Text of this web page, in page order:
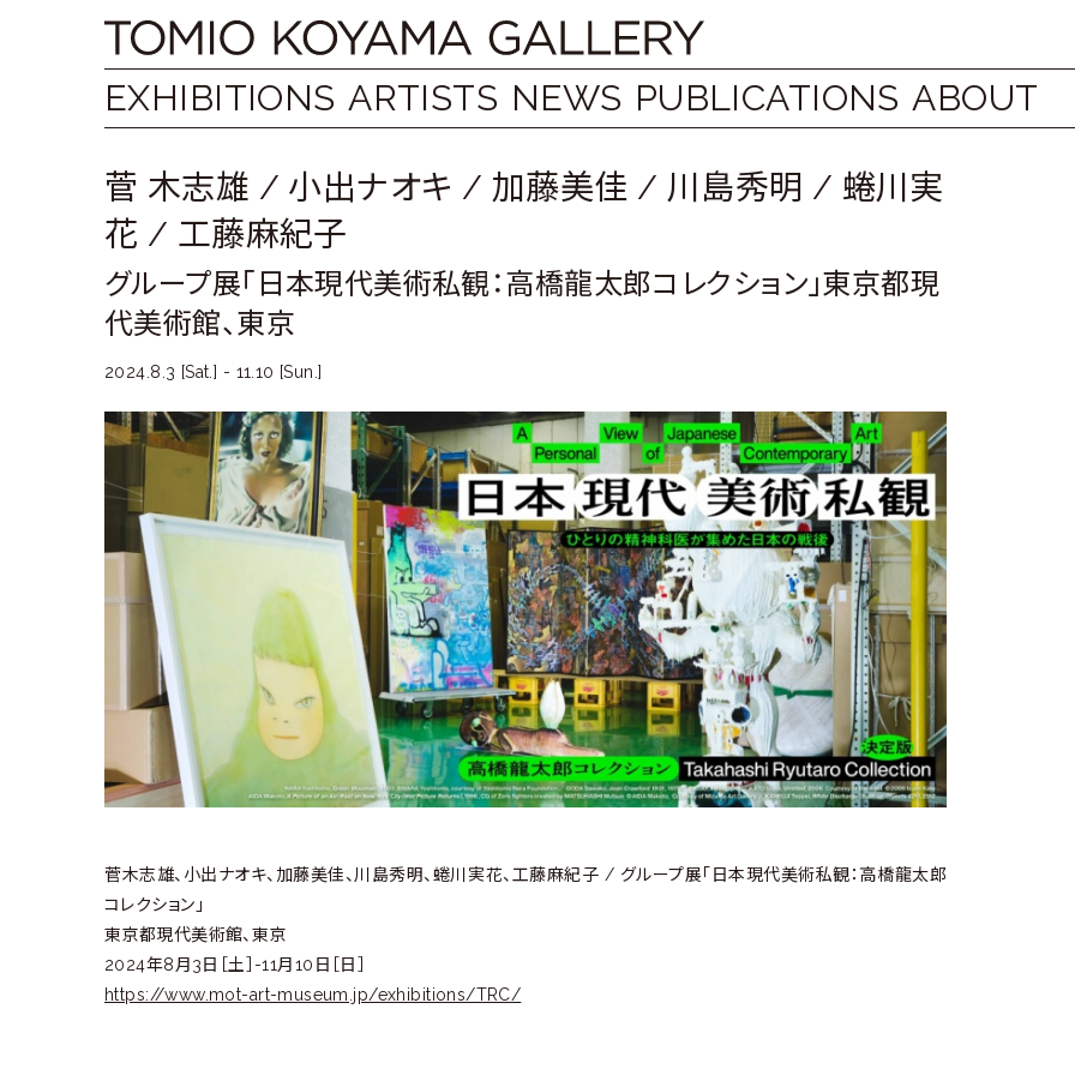
content
Tomio
Koyama
小
山
登
美
ギ
ャ
ラ
リ
EXHIBITIONS ARTISTS NEWS PUBLICATIONS ABOUT
菅 木志雄 / 小出ナオキ / 加藤美佳 / 川島秀明 / 蜷川実
花 / 工藤麻紀子
グループ展「日本現代美術私観：高橋龍太郎コレクション」東京都現
代美術館、東京
2024.8.3 [Sat.] - 11.10 [Sun.]
菅木志雄、小出ナオキ、加藤美佳、川島秀明、蜷川実花、工藤麻紀子 / グループ展「日本現代美術私観：高橋龍太郎
コレクション」
東京都現代美術館、東京
2024年8月3日［土］-11月10日［日］
https://www.mot-art-museum.jp/exhibitions/TRC/